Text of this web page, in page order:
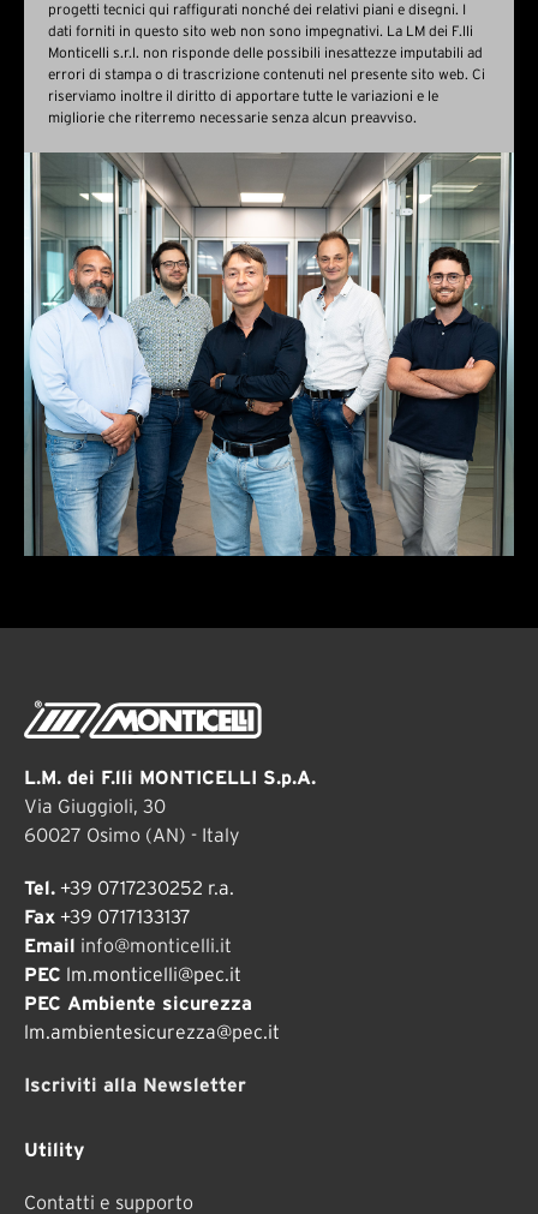
progetti tecnici qui raffigurati nonché dei relativi piani e disegni. I
dati forniti in questo sito web non sono impegnativi. La LM dei F.lli
Monticelli s.r.l. non risponde delle possibili inesattezze imputabili ad
errori di stampa o di trascrizione contenuti nel presente sito web. Ci
riserviamo inoltre il diritto di apportare tutte le variazioni e le
migliorie che riterremo necessarie senza alcun preavviso.
L.M. dei F.lli MONTICELLI S.p.A.
Via Giuggioli, 30
60027 Osimo (AN) - Italy
Tel. +39 0717230252 r.a.
Fax +39 0717133137
Email info@monticelli.it
PEC lm.monticelli@pec.it
PEC Ambiente sicurezza
lm.ambientesicurezza@pec.it
Iscriviti alla Newsletter
Utility
Contatti e supporto